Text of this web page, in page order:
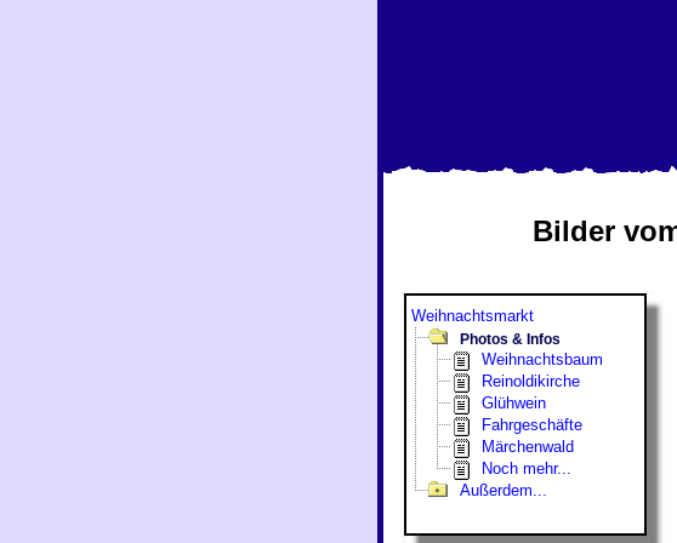
Bilder
Weihnachtsmarkt
Photos & Infos
Weihnachtsbaum
Reinoldikirche
Glühwein
Fahrgeschäfte
Märchenwald
Noch mehr...
Außerdem...